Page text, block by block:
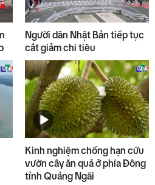
7
Dolphin càn quét các đảo
Nam Nhật Bản
8
hợp quốc kêu gọi chấm dứt
thương vong cho dân
trong xung đột Nga -
9
Bộ, Nam Bộ chiều tối mưa
Bắc Bộ sắp đón đợt nắng
Người dân Nhật Bản tiếp tục
cắt giảm chi tiêu
Kinh nghiệm chống hạn cứu
vườn cây ăn quả ở phía Đông
tỉnh Quảng Ngãi